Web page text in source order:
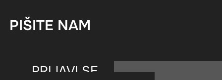
PIŠITE NAM
PRIJAVI SE